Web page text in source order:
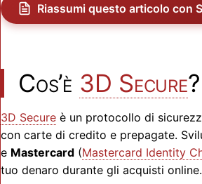
Riassumi questo articolo con
Cos’è 3D Secure?
3D Secure è un protocollo di
con carte di credito e prepagate.
e Mastercard (Mastercard Identity
tuo denaro durante gli acquisti